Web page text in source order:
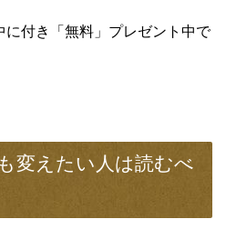
に付き「無料」プレゼント中で
変えたい人は読むべ